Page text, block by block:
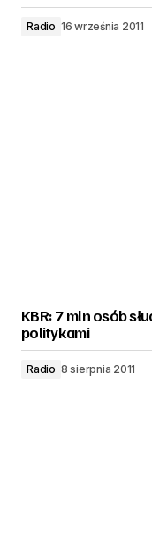
Radio 16 września 2011
KBR: 7 mln osób
politykami
Radio 8 sierpnia 2011